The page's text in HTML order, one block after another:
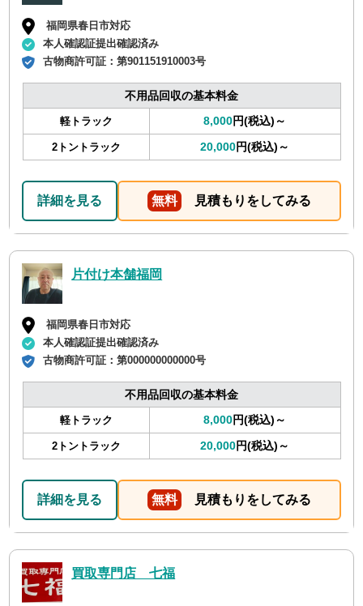
福岡県春日市対応
本人確認証提出確認済み
古物商許可証：第901151910003号
不用品回収の基本料金
軽トラック 8,000円(税込)～
2トントラック 20,000円(税込)～
詳細を見る 無料 見積もりをしてみる
片付け本舗福岡
福岡県春日市対応
本人確認証提出確認済み
古物商許可証：第000000000000号
不用品回収の基本料金
軽トラック 8,000円(税込)～
2トントラック 20,000円(税込)～
詳細を見る 無料 見積もりをしてみる
買取専門店 七福